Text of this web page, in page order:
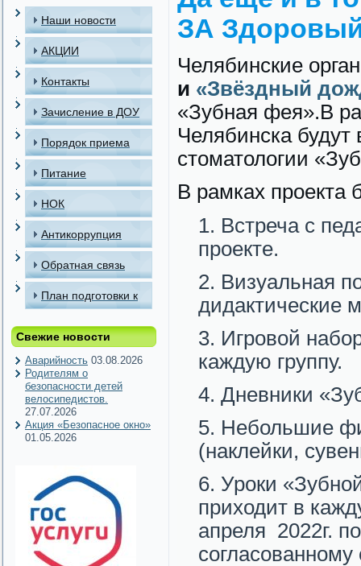
Наши новости
АКЦИИ
Контакты
Зачисление в ДОУ
Порядок приема
детей в МАДОУ
Питание
НОК
Антикоррупция
Обратная связь
План подготовки к
периоду
Свежие новости
Аварийность 03.08.2026
Родителям о
безопасности детей
велосипедистов.
27.07.2026
Акция «Безопасное окно»
01.05.2026
ЗА
Челябинские
и «Звёздный
«Зубная фея».В
Челябинска
стоматологии
В рамках проекта
Встреча с
проекте.
Визуальная
дидактические
Игровой
каждую группу.
Дневники
Небольшие
(наклейки,
Уроки
приходит в
апреля 2022г.